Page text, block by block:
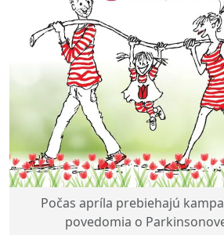
Počas apríla prebiehajú
povedomia o